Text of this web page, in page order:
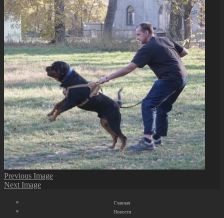
Previous Image
Next Image
Главная
Новости